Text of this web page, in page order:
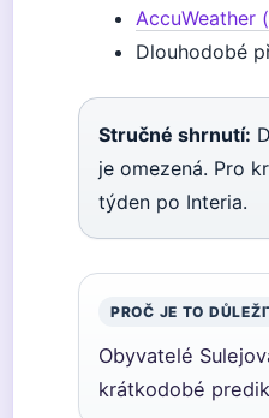
AccuWeather
Dlouhodobé
Stručné shrnutí:
je omezená. Pro
týden po Interia.
PROČ JE TO
Obyvatelé
krátkodobé